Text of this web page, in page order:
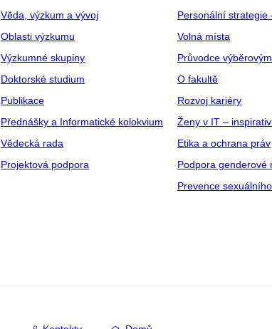
Věda, výzkum a vývoj
Oblasti výzkumu
Výzkumné skupiny
Doktorské studium
Publikace
Přednášky a Informatické kolokvium
Vědecká rada
Projektová podpora
Personální strategie
Volná místa
Průvodce
O fakultě
Rozvoj kariéry
Ženy v IT –
Etika a ochrana práv
Podpora genderové
Prevence